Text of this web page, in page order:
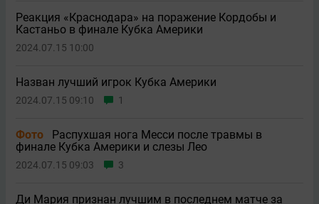
Реакция «Краснодара» на поражение Кордобы и
Кастаньо в финале Кубка Америки
2024.07.15 10:00
Назван лучший игрок Кубка Америки
2024.07.15 09:10 1
Фото
Распухшая нога Месси после травмы в
финале Кубка Америки и слезы Лео
2024.07.15 09:03 3
Ди Мария признан лучшим в последнем матче за